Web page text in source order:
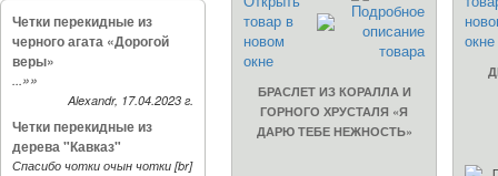
Четки перекидные из
черного агата «Дорогой
веры»
...»»
Alexandr, 17.04.2023 г.
Четки перекидные из
дерева "Кавказ"
Спасибо чотки очын чотки [br]
БРАСЛЕТ ИЗ КОРАЛЛА И
ГОРНОГО ХРУСТАЛЯ «Я
ДАРЮ ТЕБЕ НЕЖНОСТЬ»